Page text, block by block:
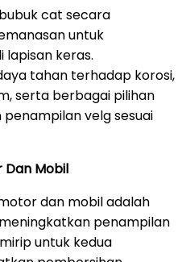
cat secara
untuk
lapisan keras.
tahan terhadap korosi,
serta berbagai pilihan
velg sesuai
Dan Mobil
dan mobil adalah
penampilan
untuk kedua